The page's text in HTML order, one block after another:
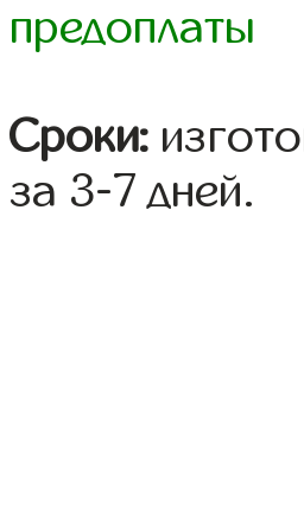
предоплаты
Сроки:
за 3-7 дней.